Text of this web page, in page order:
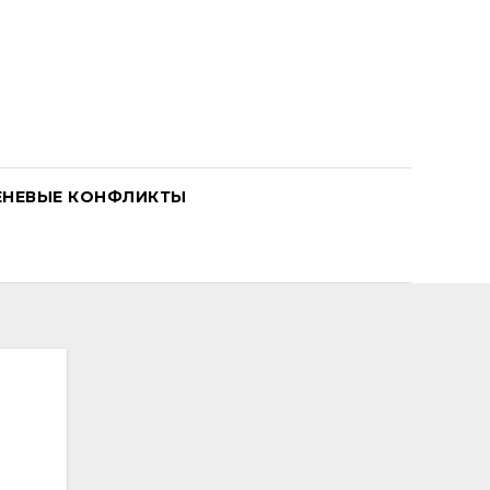
КОНФЛИКТЫ